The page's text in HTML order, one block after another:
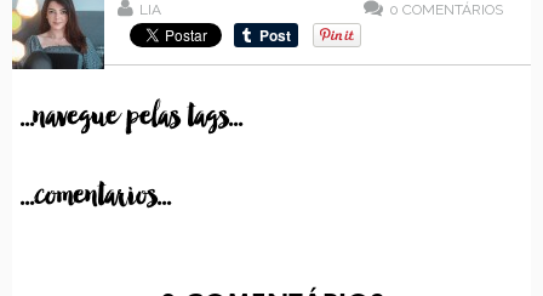
LIA 0 COMENTÁRIOS
...navegue pelas tags...
...comentarios...